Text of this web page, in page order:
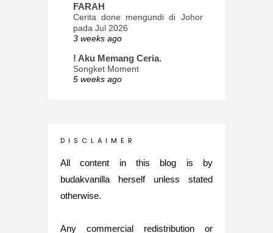
FARAH
Cerita done mengundi di Johor
pada Jul 2026
3 weeks ago
! Aku Memang Ceria.
Songket Moment
5 weeks ago
INTROVERTED GIRL
Glory of Special Forces!
Maria Elena
What's up
Nurul Rasya
D I S C L A I M E R
All content in this blog is by
budakvanilla herself unless stated
otherwise.
Any commercial redistribution or